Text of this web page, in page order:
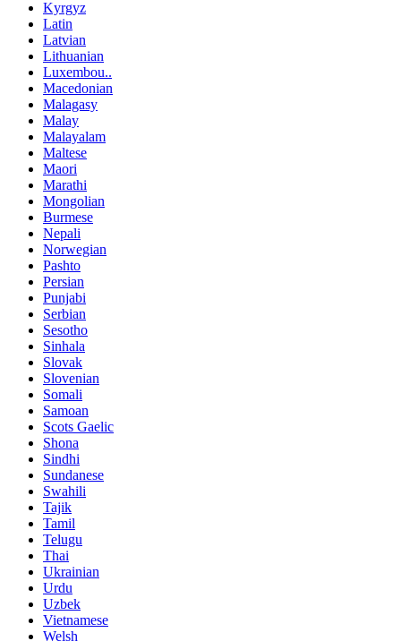
Kyrgyz
Latin
Latvian
Lithuanian
Luxembou..
Macedonian
Malagasy
Malay
Malayalam
Maltese
Maori
Marathi
Mongolian
Burmese
Nepali
Norwegian
Pashto
Persian
Punjabi
Serbian
Sesotho
Sinhala
Slovak
Slovenian
Somali
Samoan
Scots Gaelic
Shona
Sindhi
Sundanese
Swahili
Tajik
Tamil
Telugu
Thai
Ukrainian
Urdu
Uzbek
Vietnamese
Welsh